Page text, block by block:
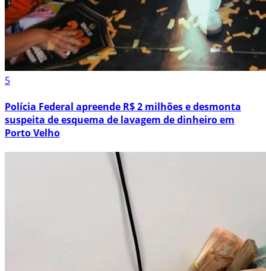
5
Polícia Federal apreende R$ 2 milhões e desmonta
suspeita de esquema de lavagem de dinheiro em
Porto Velho